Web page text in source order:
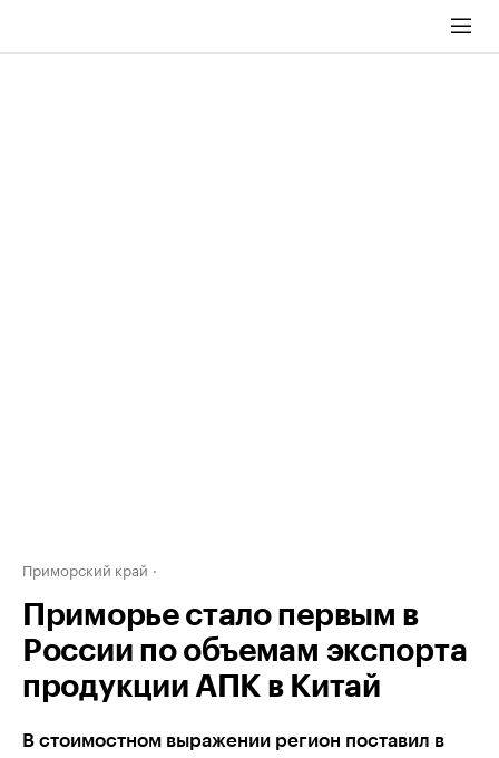
Приморский край
Приморье стало первым в
России по объемам экспорта
продукции АПК в Китай
В стоимостном выражении регион поставил в